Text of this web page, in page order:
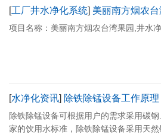
[工厂井水净化系统] 美丽南方烟农
项目名称：美丽南方烟农台湾果园,井水
[水净化资讯] 除铁除锰设备工作原理
除铁除锰设备可根据用户的需求采用碳
家的饮用水标准，除铁除锰设备采用天